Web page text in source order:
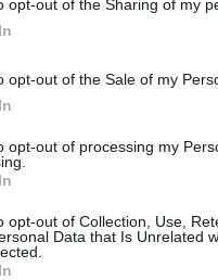
opt-out of the Sharing of my
opt-out of the Sale of my
opt-out of processing my
opt-out of Collection, Use,
Data that Is Unrelated
min og jeg tok oss av de
kom til nytte.